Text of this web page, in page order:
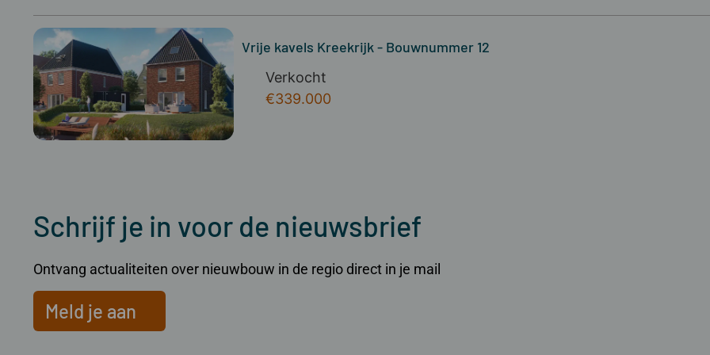
Vrije kavels Kreekrijk - Bouwnummer 12
Verkocht
€339.000
Schrijf je in voor de nieuwsbrief
Ontvang actualiteiten over nieuwbouw in de regio direct in je mail
Meld je aan